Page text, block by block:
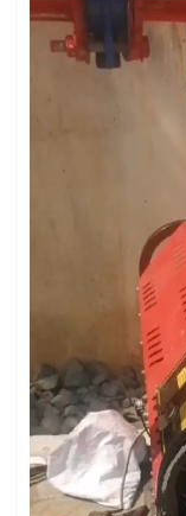
Trình
chơi